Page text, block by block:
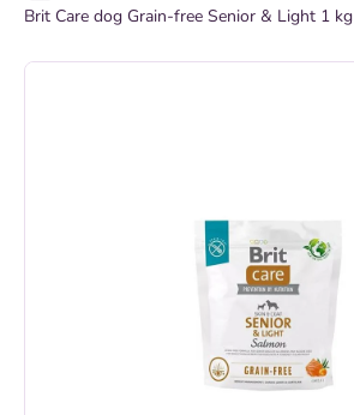
Brit Care dog Grain-free Senior & Light 1 kg